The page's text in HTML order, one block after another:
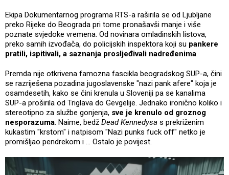
Ekipa Dokumentarnog programa RTS-a raširila se od Ljubljane
preko Rijeke do Beograda pri tome pronašavši manje i više
poznate svjedoke vremena. Od novinara omladinskih listova,
preko samih izvođača, do policijskih inspektora koji su pankere
pratili, ispitivali, a saznanja prosljeđivali nadređenima.
Premda nije otkrivena famozna fascikla beogradskog SUP-a, čini
se razriješena pozadina jugoslavenske "nazi pank afere" koja je
osamdesetih, kako se čini krenula u Sloveniji pa se kanalima
SUP-a proširila od Triglava do Gevgelije. Jednako ironično koliko i
stereotipno za službe gonjenja, sve je krenulo od groznog
nesporazuma. Naime, bedž Dead Kennedysa s prekriženim
kukastim "krstom" i natpisom "Nazi punks fuck off" netko je
promišljao pendrekom i ... Ostalo je povijest.